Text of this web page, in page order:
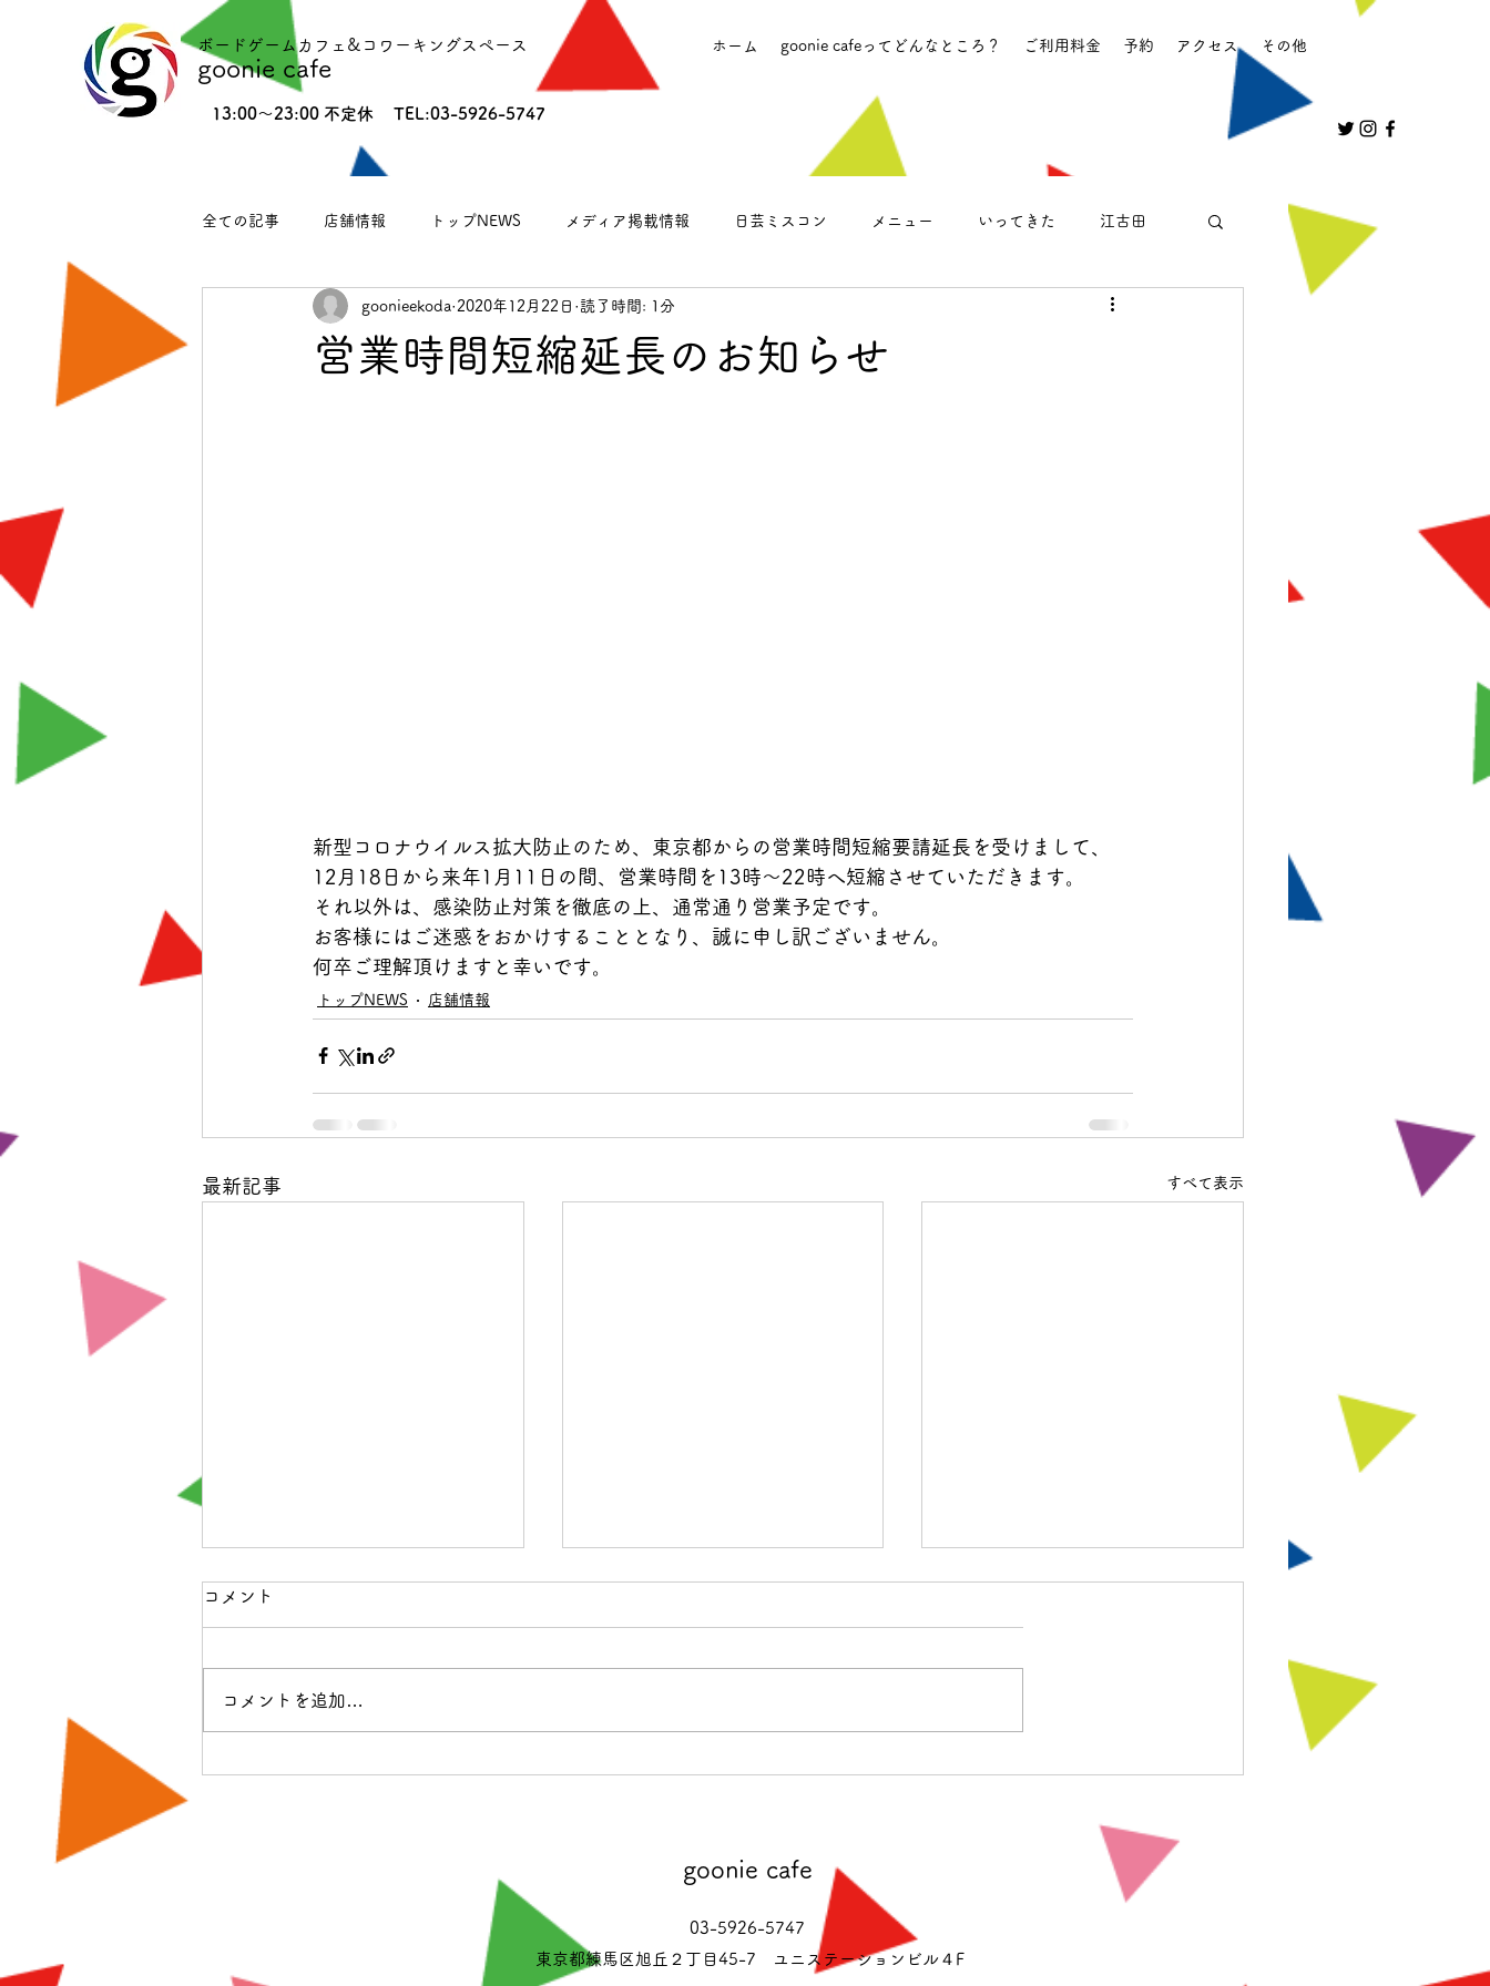
goonie cafe
ボードゲームカフェ&コワーキングスペース
13:00〜23:00 不定休 TEL:03-5926-5747
ホーム goonie cafeってどんなところ？ ご利用料金 予約 アクセス その他
全ての記事 店舗情報 トップNEWS メディア掲載情報 日芸ミスコン メニュー いってきた 江古田
江古田ランチ情報 イベント 営業のお知らせ
営業時間短縮延長のお知らせ
goonieekoda 2020年12月22日 読了時間: 1分
新型コロナウイルス拡大防止のため、東京都からの営業時間短縮要請延長を受けまして、
12月18日から来年1月11日の間、営業時間を13時〜22時へ短縮させていただきます。
それ以外は、感染防止対策を徹底の上、通常通り営業予定です。
お客様にはご迷惑をおかけすることとなり、誠に申し訳ございません。
何卒ご理解頂けますと幸いです。
トップNEWS 店舗情報
最新記事 すべて表示
営業時間短縮延長のお知らせ
コメント
コメントを追加…
goonie cafe
03-5926-5747
東京都練馬区旭丘２丁目45-7 ユニステーションビル４F